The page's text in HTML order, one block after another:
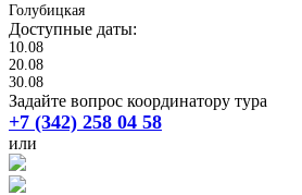
Голубицкая
Доступные даты:
10.08
20.08
30.08
Задайте вопрос координатору тура
+7 (342) 258 04 58
или